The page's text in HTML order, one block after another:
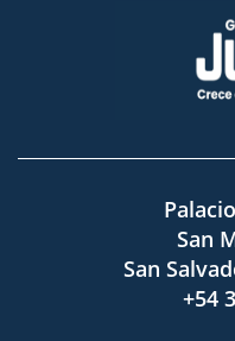
San
San
+54